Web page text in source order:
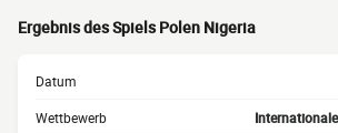
Ergebnis des Spiels Polen Nigeria
Datum
Wettbewerb